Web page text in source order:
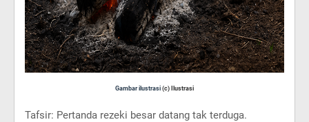
Gambar ilustrasi (c) Ilustrasi
Tafsir: Pertanda rezeki besar datang tak terduga.